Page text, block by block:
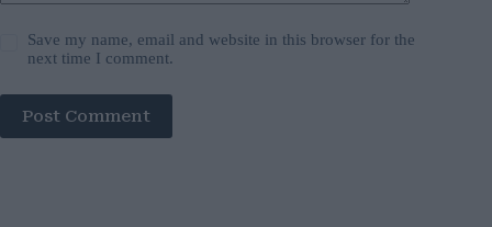
Save my name, email and website in this browser for the
next time I comment.
Post Comment